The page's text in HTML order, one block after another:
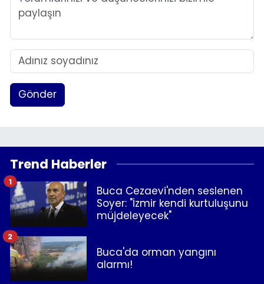
Gönder
Trend Haberler
Buca Cezaevi'nden seslenen
Soyer: "İzmir kendi kurtuluşunu
müjdeleyecek"
1
Buca'da orman yangını
alarmı!
2